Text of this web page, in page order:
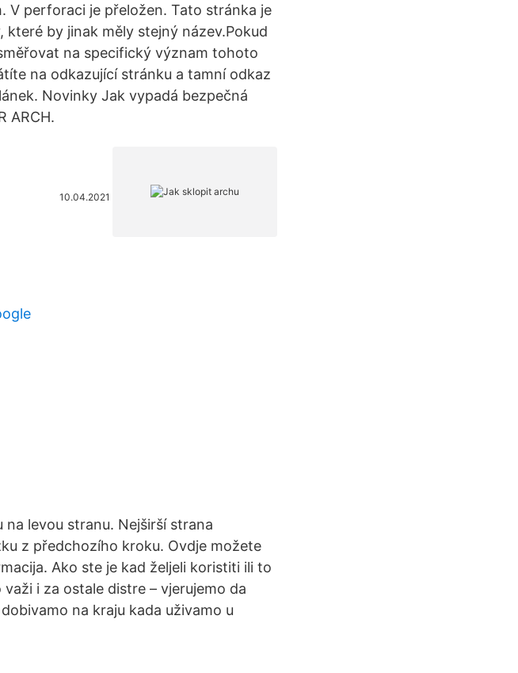
V perforaci je přeložen. Tato stránka je
by jinak měly stejný název.Pokud
na specifický význam tohoto
na odkazující stránku a tamní odkaz
Novinky Jak vypadá bezpečná
ARCH.
10.04.2021
na levou stranu. Nejširší strana
z předchozího kroku. Ovdje možete
Ako ste je kad željeli koristiti ili to
i za ostale distre – vjerujemo da
na kraju kada uživamo u